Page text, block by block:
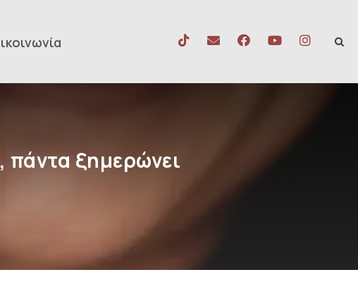
πάντα ξημερώνει